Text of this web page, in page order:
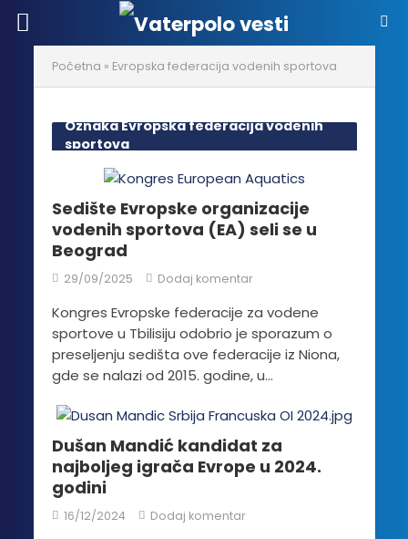
Početna » Evropska federacija vodenih sportova
Oznaka Evropska federacija vodenih
sportova
Sedište Evropske organizacije
vodenih sportova (EA) seli se u
Beograd
29/09/2025 Dodaj komentar
Kongres Evropske federacije za vodene
sportove u Tbilisiju odobrio je sporazum o
preseljenju sedišta ove federacije iz Niona,
gde se nalazi od 2015. godine, u...
Dušan Mandić kandidat za
najboljeg igrača Evrope u 2024.
godini
16/12/2024 Dodaj komentar